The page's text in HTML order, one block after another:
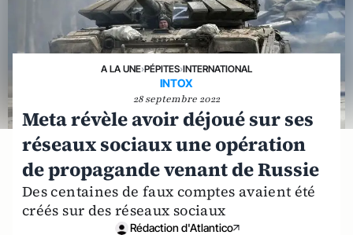
A LA UNE›PÉPITES›INTERNATIONAL
INTOX
28 septembre 2022
Meta révèle avoir déjoué sur ses
réseaux sociaux une opération
de propagande venant de Russie
Des centaines de faux comptes avaient été
créés sur des réseaux sociaux
Rédaction d'Atlantico